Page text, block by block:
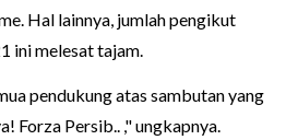
Hal lainnya, jumlah pengikut
ini melesat tajam.
pendukung atas sambutan yang
Forza Persib.. ," ungkapnya.